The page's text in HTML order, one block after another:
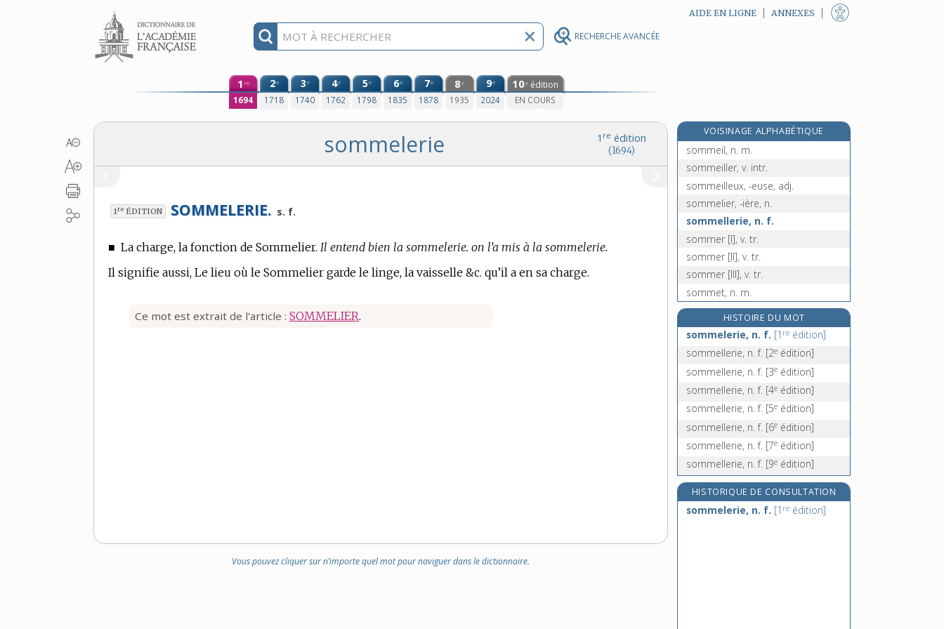
RECHERCHE AVANCÉE
Aller au contenu AIDE EN LIGNE ANNEXES
1 re
1694
2e
1718
3e
1740
4e
1762
5e
1798
6e
1835
7e
1878
8e
1935
9e
2024
10e édition
EN COURS
1 re édition
(1694)
sommelerie
1re ÉDITION SOMMELERIE. s. f.
■ La charge, la fonction de Sommelier. Il entend bien la sommelerie. on l’a mis à la sommelerie.
Il signifie aussi, Le lieu où le Sommelier garde le linge, la vaisselle &c. qu’il a en sa charge.
Ce mot est extrait de l'article : SOMMELIER.
Vous pouvez cliquer sur n’importe quel mot pour naviguer dans le dictionnaire.
VOISINAGE ALPHABÉTIQUE
sommé, -ée, adj.
sommeil, n. m.
sommeiller, v. intr.
sommeilleux, -euse, adj.
sommelier, -ière, n.
sommellerie, n. f.
sommer [I], v. tr.
sommer [II], v. tr.
sommer [III], v. tr.
sommet, n. m.
sommier [I], n. m.
sommier [II], n. m.
sommité, n. f.
HISTOIRE DU MOT
sommelerie, n. f. [1 re édition]
sommellerie, n. f. [2e édition]
sommellerie, n. f. [3e édition]
sommellerie, n. f. [4e édition]
sommellerie, n. f. [5e édition]
sommellerie, n. f. [6e édition]
sommellerie, n. f. [7e édition]
sommellerie, n. f. [9e édition]
HISTORIQUE DE CONSULTATION
sommelerie, n. f. [1 re édition]